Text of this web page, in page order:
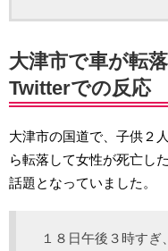
大津市で車が転
Twitterでの反応
大津市の国道で、子供２
ら転落して女性が死亡し
話題となっていました。
１８日午後３時す